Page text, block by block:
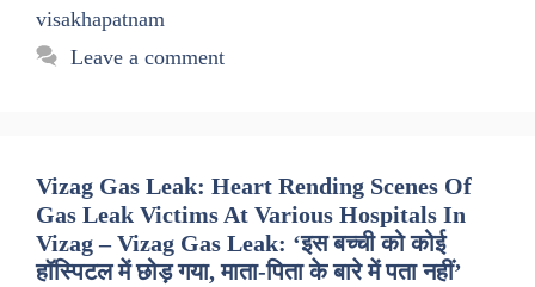
visakhapatnam
Leave a comment
Vizag Gas Leak: Heart Rending Scenes Of
Gas Leak Victims At Various Hospitals In
Vizag – Vizag Gas Leak: ‘इस बच्ची को कोई
हॉस्पिटल में छोड़ गया, माता-पिता के बारे में पता नहीं’